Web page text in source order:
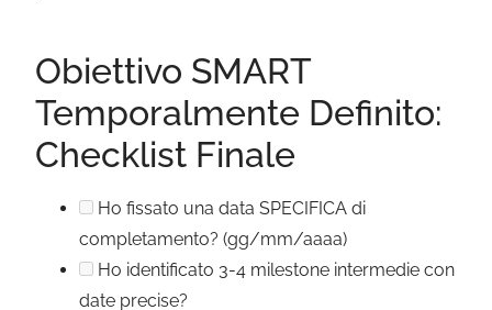
Obiettivo SMART
Temporalmente Definito:
Checklist Finale
Ho fissato una data SPECIFICA di
completamento? (gg/mm/aaaa)
Ho identificato 3-4 milestone intermedie con
date precise?